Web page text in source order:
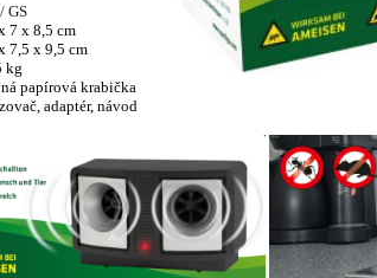
GS
7 x 8,5 cm
7,5 x 9,5 cm
kg
papírová krabička
adaptér, návod